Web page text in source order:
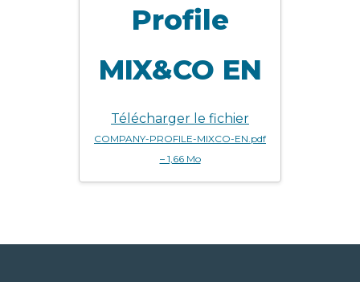
Profile
MIX&CO EN
Télécharger le fichier
COMPANY-PROFILE-MIXCO-EN.pdf
– 1,66 Mo